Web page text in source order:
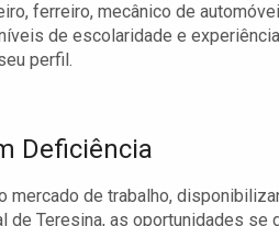
ferreiro, mecânico de
de escolaridade e
perfil.
Deficiência
mercado de trabalho,
Teresina, as oportunidades se